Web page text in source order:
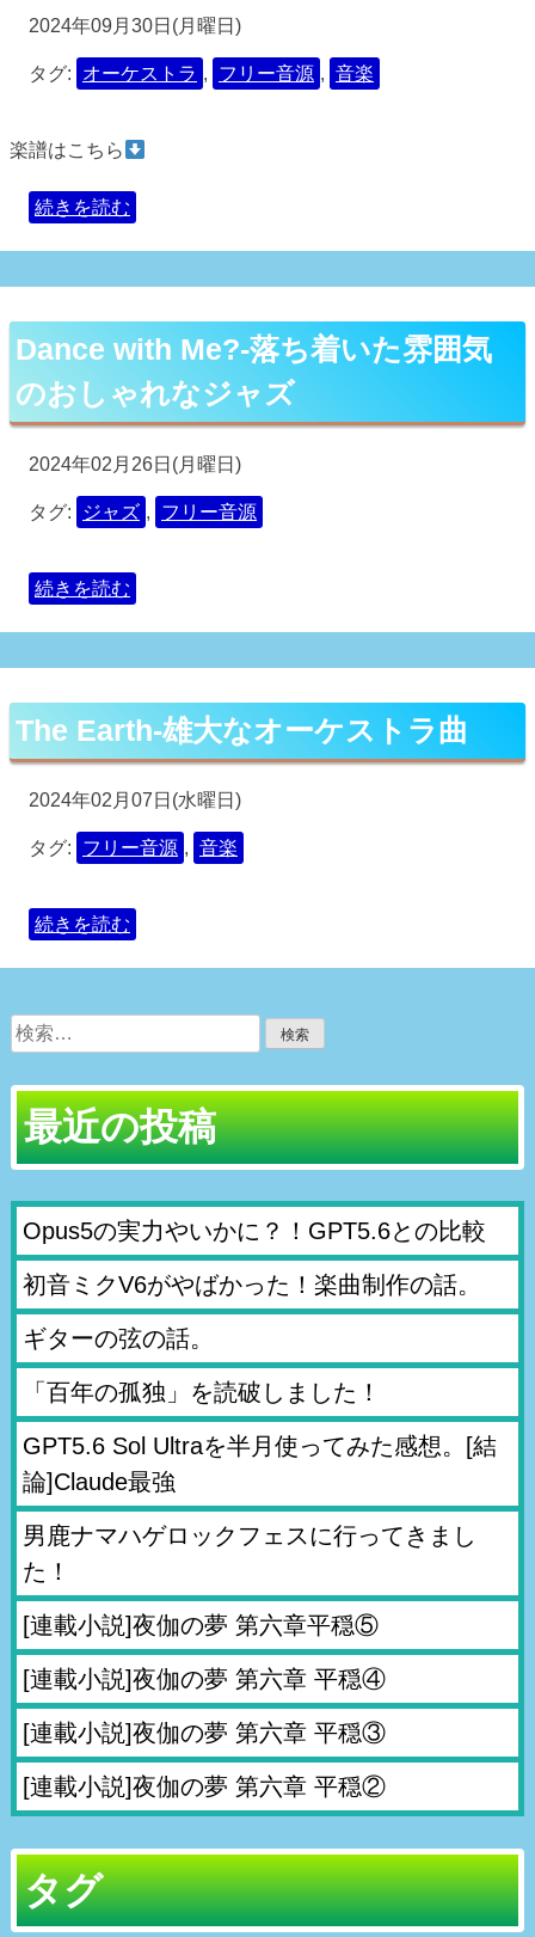
2024年09月30日(月曜日)
タグ: オーケストラ , フリー音源 , 音楽
楽譜はこちら
続きを読む
Dance with Me?-落ち着いた雰囲気
のおしゃれなジャズ
2024年02月26日(月曜日)
タグ: ジャズ , フリー音源
続きを読む
The Earth-雄大なオーケストラ曲
2024年02月07日(水曜日)
タグ: フリー音源 , 音楽
続きを読む
検
索:
最近の投稿
Opus5の実力やいかに？！GPT5.6との比較
初音ミクV6がやばかった！楽曲制作の話。
ギターの弦の話。
「百年の孤独」を読破しました！
GPT5.6 Sol Ultraを半月使ってみた感想。[結
論]Claude最強
男鹿ナマハゲロックフェスに行ってきまし
た！
[連載小説]夜伽の夢 第六章平穏⑤
[連載小説]夜伽の夢 第六章 平穏④
[連載小説]夜伽の夢 第六章 平穏③
[連載小説]夜伽の夢 第六章 平穏②
タグ